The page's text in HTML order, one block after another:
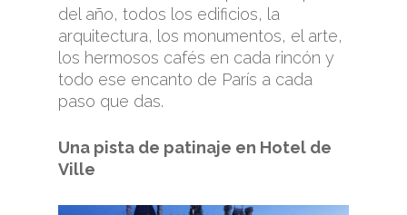
del año, todos los edificios, la
arquitectura, los monumentos, el arte,
los hermosos cafés en cada rincón y
todo ese encanto de París a cada
paso que das.
Una pista de patinaje en Hotel de
Ville